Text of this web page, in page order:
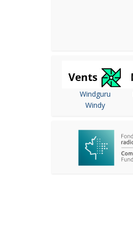
Windguru
Windy